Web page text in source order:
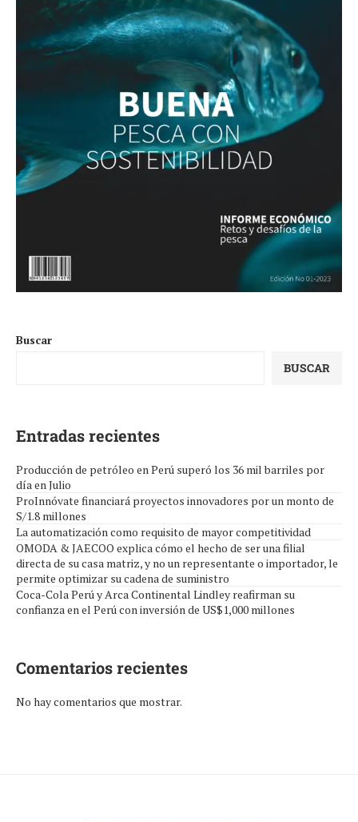
Buscar
BUSCAR
Entradas recientes
Producción de petróleo en Perú superó los 36 mil barriles por
día en Julio
ProInnóvate financiará proyectos innovadores por un monto de
S/1.8 millones
La automatización como requisito de mayor competitividad
OMODA & JAECOO explica cómo el hecho de ser una filial
directa de su casa matriz, y no un representante o importador, le
permite optimizar su cadena de suministro
Coca-Cola Perú y Arca Continental Lindley reafirman su
confianza en el Perú con inversión de US$1,000 millones
Comentarios recientes
No hay comentarios que mostrar.